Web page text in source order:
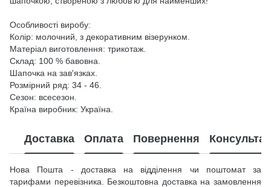
Особливості виробу:
Колір: молочний, з декоративним візерунком.
Матеріал виготовлення: трикотаж.
Склад: 100 % бавовна.
Шапочка на зав'язках.
Розмірний ряд: 34 - 46.
Сезон: всесезон.
Країна виробник: Україна.
Доставка Оплата Повернення
Нова Пошта - доставка на відділення чи поштомат за
тарифами перевізника. Безкоштовна доставка на замовлення